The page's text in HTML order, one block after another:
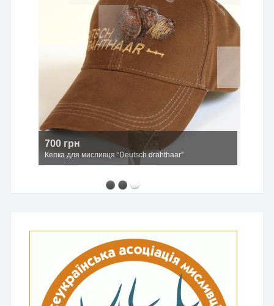
2500 грн
Мисливський капелюх з широкими полями